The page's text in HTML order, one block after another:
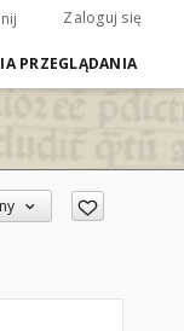
Zaloguj się
PRZEGLĄDANIA